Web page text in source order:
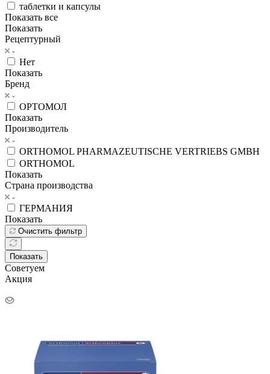
таблетки и капсулы
Показать все
Показать
Рецептурный
Нет
Показать
Бренд
ОРТОМОЛ
Показать
Производитель
ORTHOMOL PHARMAZEUTISCHE VERTRIEBS GMBH
ORTHOMOL
Показать
Страна производства
ГЕРМАНИЯ
Показать
Очистить фильтр
Показать
Советуем
Акция